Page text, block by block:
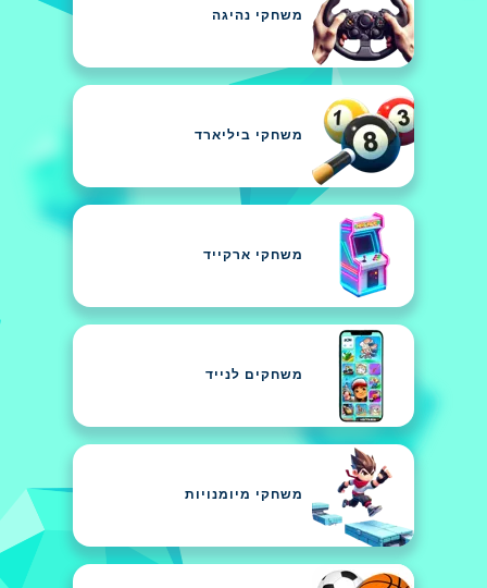
משחקי נהיגה
משחקי ביליארד
משחקי ארקייד
משחקים לנייד
משחקי מיומנויות